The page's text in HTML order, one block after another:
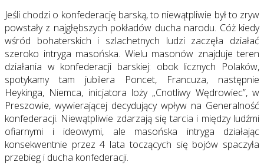
Jeśli chodzi o konfederację barską, to niewątpliwie był to zryw
powstały z najgłębszych pokładów ducha narodu. Cóż kiedy
wśród bohaterskich i szlachetnych ludzi zaczęła działać
szeroko intryga masońska. Wielu masonów znajduje teren
działania w konfederacji barskiej: obok licznych Polaków,
spotykamy tam jubilera Poncet, Francuza, następnie
Heykinga, Niemca, inicjatora loży „Cnotliwy Wędrowiec”, w
Preszowie, wywierającej decydujący wpływ na Generalność
konfederacji. Niewątpliwie zdarzają się tarcia i między ludźmi
ofiarnymi i ideowymi, ale masońska intryga działając
konsekwentnie przez 4 lata toczących się bojów spaczyła
przebieg i ducha konfederacji.